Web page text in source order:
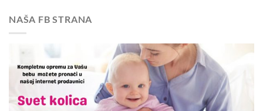
NAŠA FB STRANA